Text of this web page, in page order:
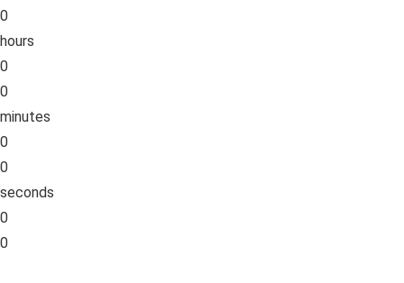
0
hours
0
0
minutes
0
0
seconds
0
0